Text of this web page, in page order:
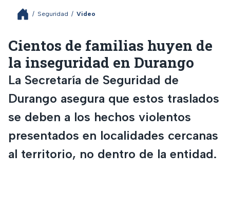
/ Seguridad / Video
Cientos de familias huyen de
la inseguridad en Durango
La Secretaría de Seguridad de
Durango asegura que estos traslados
se deben a los hechos violentos
presentados en localidades cercanas
al territorio, no dentro de la entidad.